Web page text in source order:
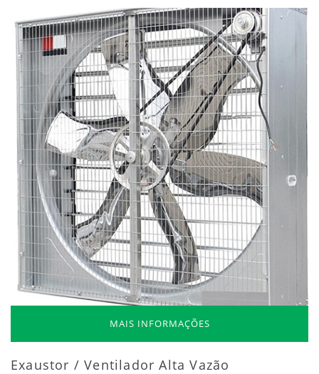
MAIS INFORMAÇÕES
Exaustor / Ventilador Alta Vazão